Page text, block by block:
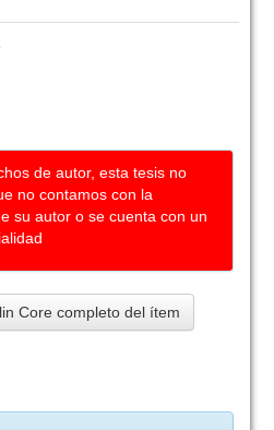
de autor, esta tesis no
no contamos con la
su autor o se cuenta con un
Core completo del ítem